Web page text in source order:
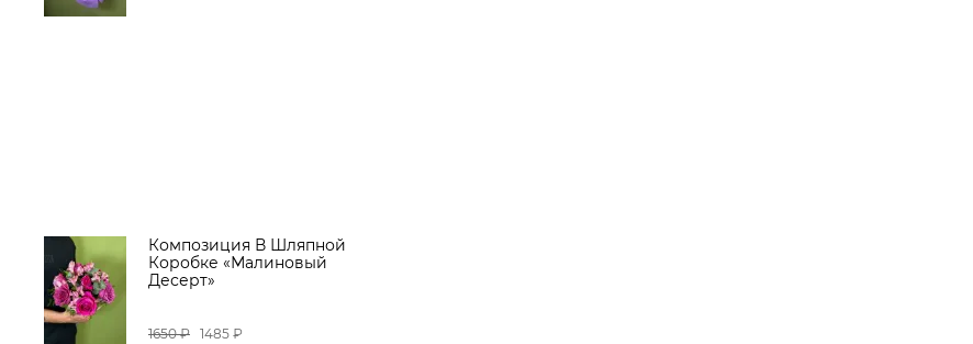
Композиция В Шляпной
Коробке «Малиновый
Десерт»
1650 ₽ 1485 ₽